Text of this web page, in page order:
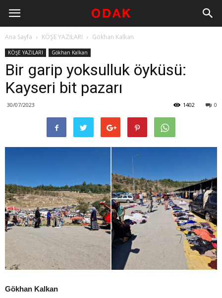
Ana Sayfa KÖŞE YAZILARI Gökhan Kalkan
KÖŞE YAZILARI Gökhan Kalkan
Bir garip yoksulluk öyküsü:
Kayseri bit pazarı
30/07/2023 0
1402
Gökhan Kalkan